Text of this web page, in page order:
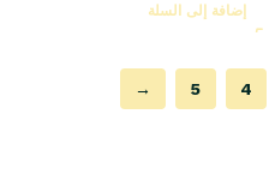
إضافة إلى السلة
4
5
→